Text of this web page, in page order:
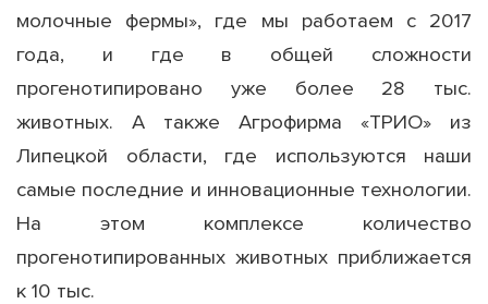
молочные фермы», где мы работаем с 2017
года, и где в общей сложности
прогенотипировано уже более 28 тыс.
животных. А также Агрофирма «ТРИО» из
Липецкой области, где используются наши
самые последние и инновационные технологии.
На этом комплексе количество
прогенотипированных животных приближается
к 10 тыс.